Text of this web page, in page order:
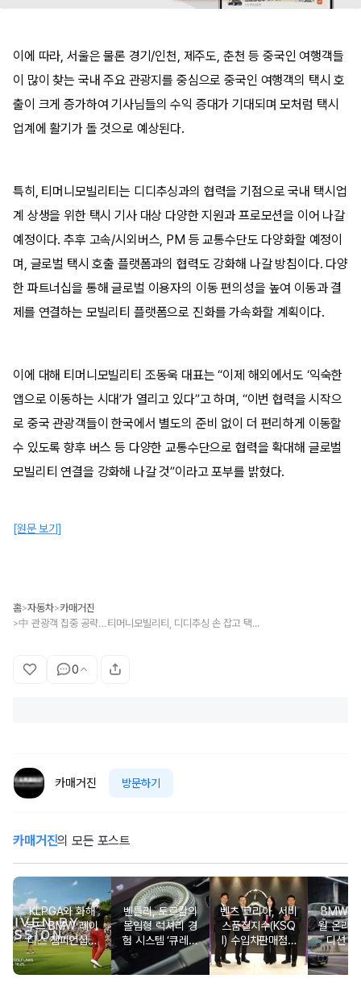
이에 따라, 서울은 물론 경기/인천, 제주도, 춘천 등 중국인 여행객들
이 많이 찾는 국내 주요 관광지를 중심으로 중국인 여행객의 택시 호
출이 크게 증가하여 기사님들의 수익 증대가 기대되며 모처럼 택시
업계에 활기가 돌 것으로 예상된다.
특히, 티머니모빌리티는 디디추싱과의 협력을 기점으로 국내 택시업
계 상생을 위한 택시 기사 대상 다양한 지원과 프로모션을 이어 나갈
예정이다. 추후 고속/시외버스, PM 등 교통수단도 다양화할 예정이
며, 글로벌 택시 호출 플랫폼과의 협력도 강화해 나갈 방침이다. 다양
한 파트너십을 통해 글로벌 이용자의 이동 편의성을 높여 이동과 결
제를 연결하는 모빌리티 플랫폼으로 진화를 가속화할 계획이다.
이에 대해 티머니모빌리티 조동욱 대표는 “이제 해외에서도 ‘익숙한
앱으로 이동하는 시대’가 열리고 있다”고 하며, “이번 협력을 시작으
로 중국 관광객들이 한국에서 별도의 준비 없이 더 편리하게 이동할
수 있도록 향후 버스 등 다양한 교통수단으로 협력을 확대해 글로벌
모빌리티 연결을 강화해 나갈 것”이라고 포부를 밝혔다.
[원문 보기]
홈>자동차>카매거진
> 中 관광객 집중 공략…티머니모빌리티, 디디추싱 손 잡고 택시호출 연계 서비스 오픈
0
카매거진 방문하기
카매거진의 모든 포스트
KLPGA와 화해
무드 BMW 레이
디스 챔피언십…
국내 유일 ‘드림
매치’ 성사되며 얼
벤틀리, 토르칼의
몰입형 럭셔리 경
험 시스템 ‘큐레이
션 엔진’ 공개
벤츠 코리아, 서비
스품질지수(KSQ
I) 수입차판매점 1
2년·수입인증중고
차 6년 연속 1위
BMW
월 온라
디션 3